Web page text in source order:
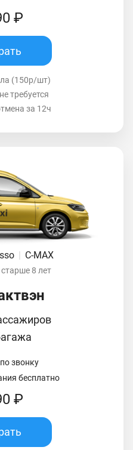
₽
(150р/шт)
требуется
за 12ч
| C-MAX
8 лет
звонку
бесплатно
₽